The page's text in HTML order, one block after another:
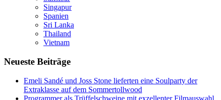
Singapur
Spanien
Sri Lanka
Thailand
Vietnam
Neueste Beiträge
Emeli Sandé und Joss Stone lieferten eine Soulparty der
Extraklasse auf dem Sommertollwood
Programmer als Trüffelschweine mit exzellenter Filmauswahl